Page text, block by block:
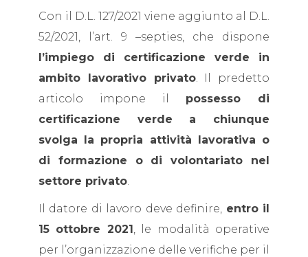
Con il D.L. 127/2021 viene aggiunto al D.L.
52/2021, l’art. 9 –septies, che dispone
l’impiego di certificazione verde in
ambito lavorativo privato. Il predetto
articolo impone il possesso di
certificazione verde a chiunque
svolga la propria attività lavorativa o
di formazione o di volontariato nel
settore privato.
Il datore di lavoro deve definire, entro il
15 ottobre 2021, le modalità operative
per l’organizzazione delle verifiche per il